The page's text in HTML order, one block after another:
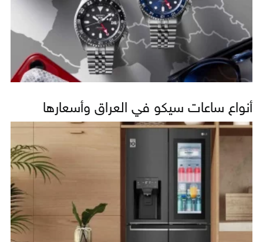
أنواع ساعات سيكو في العراق وأسعارها